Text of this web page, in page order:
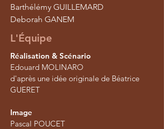
Barthélémy GUILLEMARD
Deborah GANEM
L'Équipe
Réalisation & Scénario
Edouard MOLINARO
d'après une idée originale de Béatrice
GUERET
Image
Pascal POUCET